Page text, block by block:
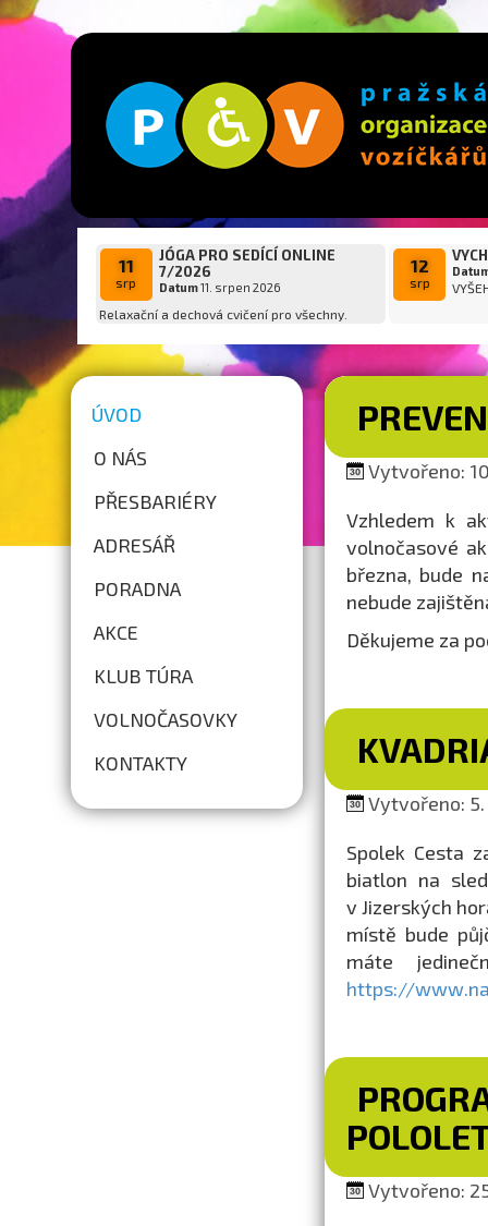
11
srp
JÓGA PRO SEDÍCÍ ONLINE
7/2026
Datum11. srpen 2026
Relaxační a dechová cvičení pro všechny.
12
srp
ÚVOD
O NÁS
PŘESBARIÉRY
ADRESÁŘ
PORADNA
AKCE
KLUB TÚRA
VOLNOČASOVKY
KONTAKTY
Vytvořeno:
Vzhledem k
volnočasové
března, bude
nebude
Děkujeme za
Vytvořeno: 5.
Spolek Cesta
biatlon na
v Jizerských
místě bude
máte
https://
Vytvořeno: